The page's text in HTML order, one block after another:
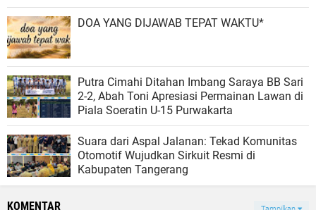
DOA YANG DIJAWAB TEPAT WAKTU*
Putra Cimahi Ditahan Imbang Saraya BB Sari
2-2, Abah Toni Apresiasi Permainan Lawan di
Piala Soeratin U-15 Purwakarta
Suara dari Aspal Jalanan: Tekad Komunitas
Otomotif Wujudkan Sirkuit Resmi di
Kabupaten Tangerang
KOMENTAR